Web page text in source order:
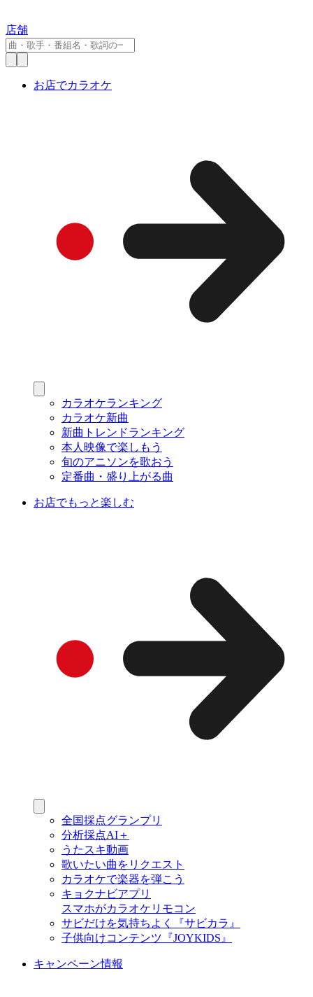
店舗
お店でカラオケ
カラオケランキング
カラオケ新曲
新曲トレンドランキング
本人映像で楽しもう
旬のアニソンを歌おう
定番曲・盛り上がる曲
お店でもっと楽しむ
全国採点グランプリ
分析採点AI＋
うたスキ動画
歌いたい曲をリクエスト
カラオケで楽器を弾こう
キョクナビアプリ
スマホがカラオケリモコン
サビだけを気持ちよく『サビカラ』
子供向けコンテンツ『JOYKIDS』
キャンペーン情報